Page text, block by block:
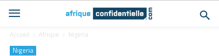
Accueil Afrique Nigeria
Nigeria